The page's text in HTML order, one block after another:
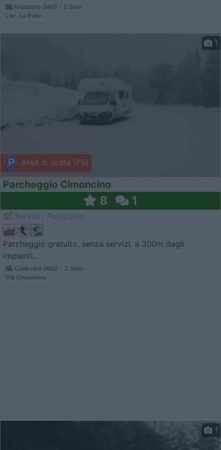
Riolunato (MO) - 2.5km
Loc. Le Polle
Area di sosta (PS)
1
Parcheggio Cimoncino
8 1
Parcheggio gratuito, senza servizi, a 300m dagli
impianti...
Canevare (MO) - 2.5km
Via Cimoncino
1